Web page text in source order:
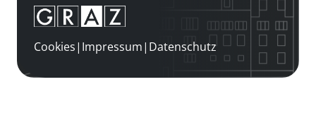
Cookies| Impressum| Datenschutz